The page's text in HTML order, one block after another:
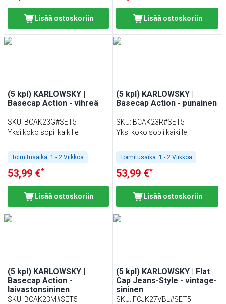
Lisää ostoskoriin Lisää ostoskoriin
(5 kpl) KARLOWSKY |
Basecap Action - vihreä
SKU: BCAK23G#SET5
Yksi koko sopii kaikille
Toimitusaika: 1 - 2 Viikkoa
53,99 €*
Lisää ostoskoriin
(5 kpl) KARLOWSKY |
Basecap Action - punainen
SKU: BCAK23R#SET5
Yksi koko sopii kaikille
Toimitusaika: 1 - 2 Viikkoa
53,99 €*
Lisää ostoskoriin
(5 kpl) KARLOWSKY |
Basecap Action -
laivastonsininen
SKU: BCAK23M#SET5
(5 kpl) KARLOWSKY | Flat
Cap Jeans-Style - vintage-
sininen
SKU: FCJK27VBL#SET5